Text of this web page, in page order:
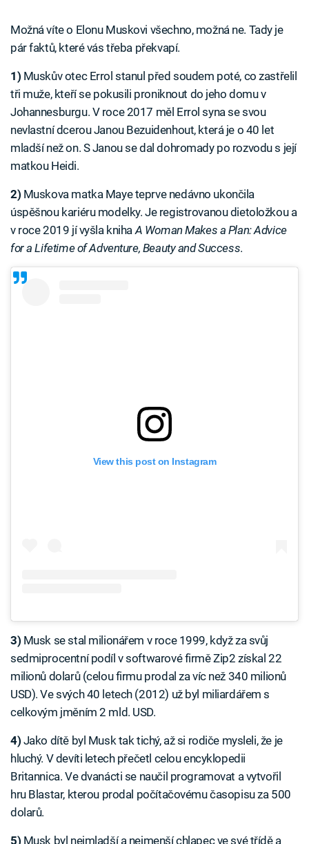
Možná víte o Elonu Muskovi všechno, možná ne. Tady je
pár faktů, které vás třeba překvapí.
1) Muskův otec Errol stanul před soudem poté, co zastřelil
tři muže, kteří se pokusili proniknout do jeho domu v
Johannesburgu. V roce 2017 měl Errol syna se svou
nevlastní dcerou Janou Bezuidenhout, která je o 40 let
mladší než on. S Janou se dal dohromady po rozvodu s její
matkou Heidi.
2) Muskova matka Maye teprve nedávno ukončila
úspěšnou kariéru modelky. Je registrovanou dietoložkou a
v roce 2019 jí vyšla knihaA Woman Makes a Plan: Advice
for a Lifetime of Adventure, Beauty and Success.
View this post on Instagram
3) Musk se stal milionářem v roce 1999, když za svůj
sedmiprocentní podíl v softwarové firmě Zip2 získal 22
milionů dolarů (celou firmu prodal za víc než 340 milionů
USD). Ve svých 40 letech (2012) už byl miliardářem s
celkovým jměním 2 mld. USD.
4) Jako dítě byl Musk tak tichý, až si rodiče mysleli, že je
hluchý. V devíti letech přečetl celou encyklopedii
Britannica. Ve dvanácti se naučil programovat a vytvořil
hru Blastar, kterou prodal počítačovému časopisu za 500
dolarů.
5) Musk byl nejmladší a nejmenší chlapec ve své třídě a